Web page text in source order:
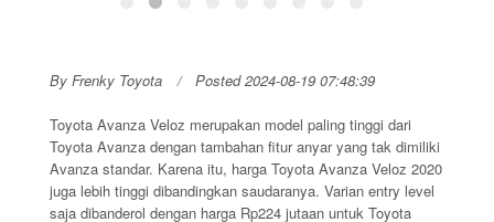
By Frenky Toyota Posted 2024-08-19 07:48:39
Toyota Avanza Veloz merupakan model paling tinggi dari
Toyota Avanza dengan tambahan fitur anyar yang tak dimiliki
Avanza standar. Karena itu, harga Toyota Avanza Veloz 2020
juga lebih tinggi dibandingkan saudaranya. Varian entry level
saja dibanderol dengan harga Rp224 jutaan untuk Toyota